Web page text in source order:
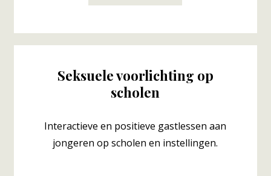
Seksuele voorlichting op
scholen
Interactieve en positieve gastlessen aan
jongeren op scholen en instellingen.